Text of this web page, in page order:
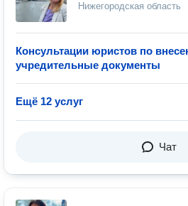
Нижегородская область
Консультации юристов по
учредительные документы
Ещё 12 услуг
Чат